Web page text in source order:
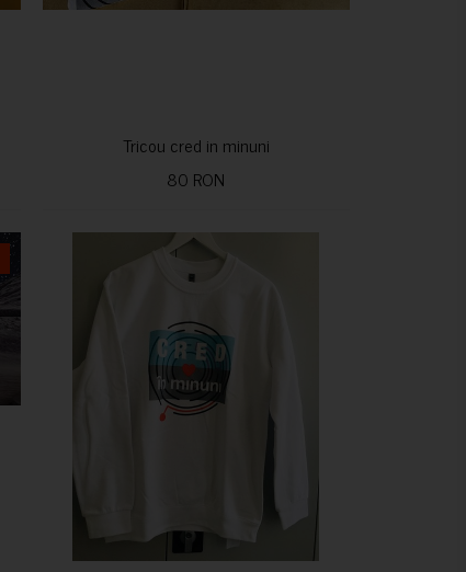
Tricou cred in minuni
80 RON